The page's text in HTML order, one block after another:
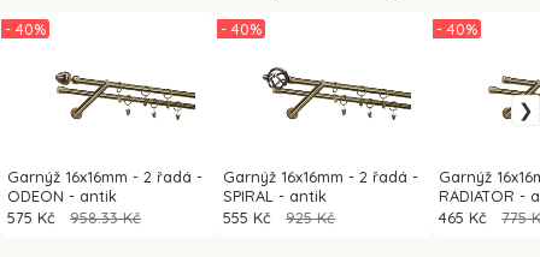
Garnýž 16x16mm - 2 řadá -
ODEON - antik
- 40%
575 Kč 958.33 Kč
Garnýž 16x16mm - 2 řadá -
SPIRAL - antik
- 40%
555 Kč 925 Kč
Garnýž
RADIATOR -
- 40%
465 Kč 775